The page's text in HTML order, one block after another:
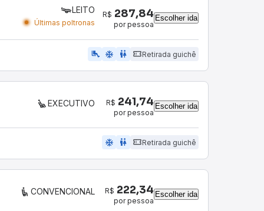
LEITO
Últimas poltronas
R$ 287,84
por pessoa
Escolher ida
airline_seat_legroom_extra ac_unit wc Retirada guichê
EXECUTIVO R$ 241,74
por pessoa
Escolher ida
ac_unit wc Retirada guichê
CONVENCIONAL R$ 222,34
por pessoa
Escolher ida